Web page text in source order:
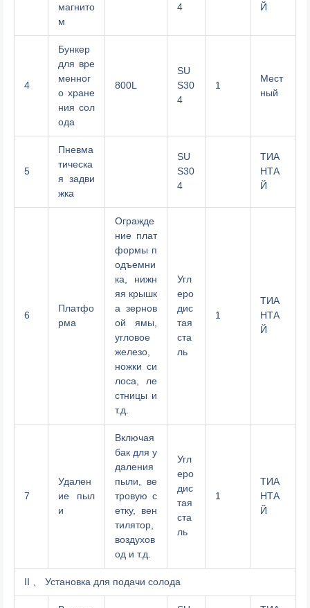
магнито
м
4
Й
4
Бункер
для вре
менног
о хране
ния сол
ода
800L
SU
S30
4
1
Мест
ный
5
Пневма
тическа
я задви
жка
SU
S30
4
ТИА
НТА
Й
6
Платфо
рма
Огражде
ние плат
формы п
одъемни
ка, нижн
яя крышк
а зернов
ой ямы,
угловое
железо,
ножки си
лоса, ле
стницы и
т.д.
Угл
еро
дис
тая
ста
ль
1
ТИА
НТА
Й
7
Удален
ие пыл
и
Включая
бак для у
даления
пыли, ве
тровую с
етку, вен
тилятор,
воздухов
од и т.д.
Угл
еро
дис
тая
ста
ль
1
ТИА
НТА
Й
II 、 Установка для подачи солода